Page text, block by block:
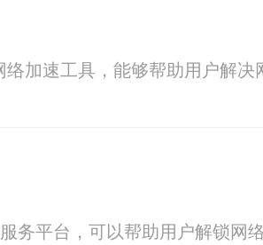
加速工具，能够帮助用户解
务平台，可以帮助用户解锁网